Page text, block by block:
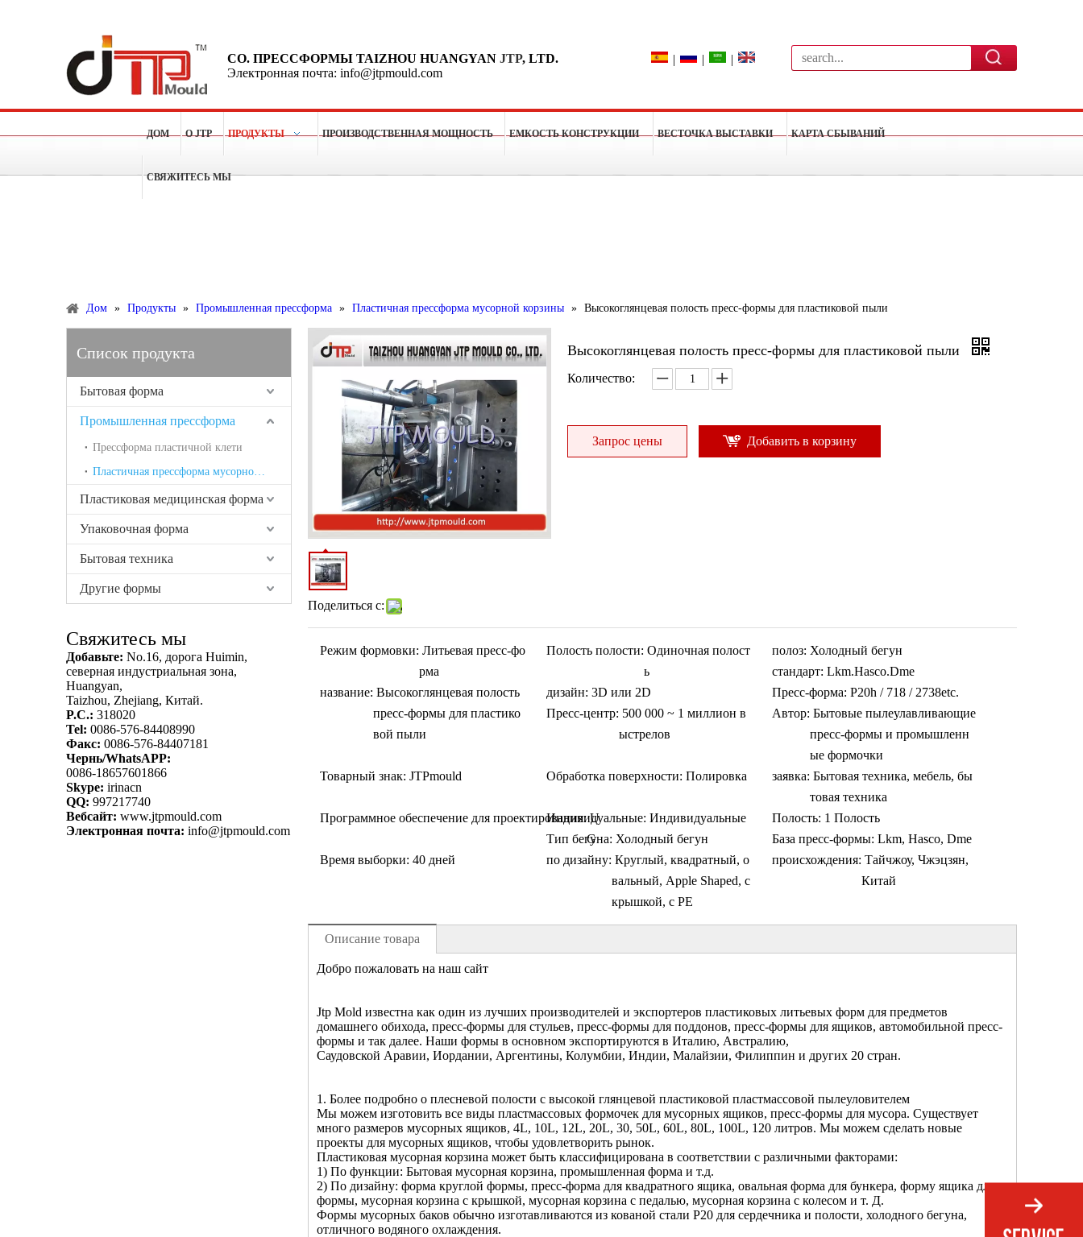
CO. ПРЕССФОРМЫ TAIZHOU HUANGYAN JTP, LTD.
Электронная почта: info@jtpmould.com
| | |
ДОМ О JTP ПРОДУКТЫ ПРОИЗВОДСТВЕННАЯ МОЩНОСТЬ ЕМКОСТЬ КОНСТРУКЦИИ ВЕСТОЧКА ВЫСТАВКИ КАРТА СБЫВАНИЙ
СВЯЖИТЕСЬ МЫ
Дом » Продукты » Промышленная прессформа » Пластичная прессформа мусорной корзины » Высокоглянцевая полость пресс-формы для пластиковой пыли
Список продукта
Бытовая форма
Промышленная прессформа
Прессформа пластичной клети
Пластичная прессформа мусорной корзины
Пластиковая медицинская форма
Упаковочная форма
Бытовая техника
Другие формы
Свяжитесь мы
Добавьте: No.16, дорога Huimin,
северная индустриальная зона,
Huangyan,
Taizhou, Zhejiang, Китай.
P.C.: 318020
Tel: 0086-576-84408990
Факс: 0086-576-84407181
Чернь/WhatsAPP:
0086-18657601866
Skype: irinacn
QQ: 997217740
Вебсайт: www.jtpmould.com
Электронная почта: info@jtpmould.com
Поделиться с:
Высокоглянцевая полость пресс-формы для пластиковой пыли
Количество:
Запрос цены Добавить в корзину
Режим формовки: Литьевая пресс-фо
рма
Полость полости: Одиночная полост
ь
полоз: Холодный бегун
стандарт: Lkm.Hasco.Dme
название: Высокоглянцевая полость
пресс-формы для пластико
вой пыли
дизайн: 3D или 2D Пресс-форма: P20h / 718 / 2738etc.
Пресс-центр: 500 000 ~ 1 миллион в
ыстрелов
Автор: Бытовые пылеулавливающие
пресс-формы и промышленн
ые формочки
Товарный знак: JTPmould Обработка поверхности: Полировка заявка: Бытовая техника, мебель, бы
товая техника
Программное обеспечение для проектирования:U
G
Индивидуальные: Индивидуальные Полость: 1 Полость
Тип бегуна: Холодный бегун База пресс-формы: Lkm, Hasco, Dme
Время выборки: 40 дней по дизайну: Круглый, квадратный, о
вальный, Apple Shaped, с
крышкой, с PE
происхождения: Тайчжоу, Чжэцзян,
Китай
Описание товара
Добро пожаловать на наш сайт
Jtp Mold известна как один из лучших производителей и экспортеров пластиковых литьевых форм для предметов
домашнего обихода, пресс-формы для стульев, пресс-формы для поддонов, пресс-формы для ящиков, автомобильной пресс-
формы и так далее. Наши формы в основном экспортируются в Италию, Австралию,
Саудовской Аравии, Иордании, Аргентины, Колумбии, Индии, Малайзии, Филиппин и других 20 стран.
1. Более подробно о плесневой полости с высокой глянцевой пластиковой пластмассовой пылеуловителем
Мы можем изготовить все виды пластмассовых формочек для мусорных ящиков, пресс-формы для мусора. Существует
много размеров мусорных ящиков, 4L, 10L, 12L, 20L, 30, 50L, 60L, 80L, 100L, 120 литров. Мы можем сделать новые
проекты для мусорных ящиков, чтобы удовлетворить рынок.
Пластиковая мусорная корзина может быть классифицирована в соответствии с различными факторами:
1) По функции: Бытовая мусорная корзина, промышленная форма и т.д.
2) По дизайну: форма круглой формы, пресс-форма для квадратного ящика, овальная форма для бункера, форму ящика для
формы, мусорная корзина с крышкой, мусорная корзина с педалью, мусорная корзина с колесом и т. Д.
Формы мусорных баков обычно изготавливаются из кованой стали P20 для сердечника и полости, холодного бегуна,
отличного водяного охлаждения.